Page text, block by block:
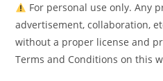
For personal use only. Any
advertisement, collaboration,
without a proper license and
Terms and Conditions on this